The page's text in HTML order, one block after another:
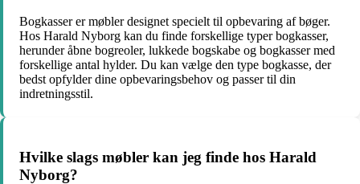
Bogkasser er møbler designet specielt til opbevaring af bøger.
Hos Harald Nyborg kan du finde forskellige typer bogkasser,
herunder åbne bogreoler, lukkede bogskabe og bogkasser med
forskellige antal hylder. Du kan vælge den type bogkasse, der
bedst opfylder dine opbevaringsbehov og passer til din
indretningsstil.
Hvilke slags møbler kan jeg finde hos Harald
Nyborg?